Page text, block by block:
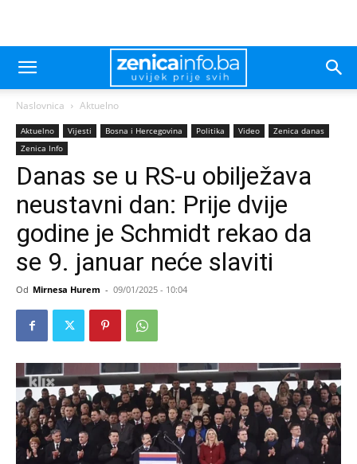
Naslovnica Aktuelno
Aktuelno Vijesti Bosna i Hercegovina Politika Video
Zenica danas
Zenica Info
Danas se u RS-u obilježava
neustavni dan: Prije dvije
godine je Schmidt rekao da
se 9. januar neće slaviti
Od Mirnesa Hurem - 09/01/2025 - 10:04